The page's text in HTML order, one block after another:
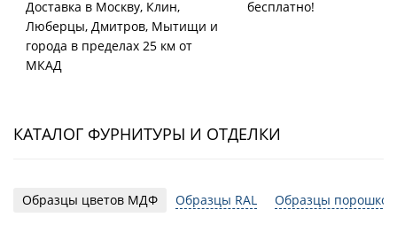
Доставка в Москву, Клин,
Люберцы, Дмитров, Мытищи и
города в пределах 25 км от
МКАД
бесплатно!
КАТАЛОГ ФУРНИТУРЫ И ОТДЕЛКИ
Образцы цветов МДФ Образцы RAL Образцы